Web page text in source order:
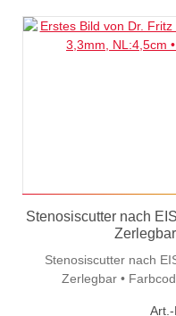
Stenosiscutter nach EISENHUT • Ø
Stenosiscutter nach EISENHUT • Ø